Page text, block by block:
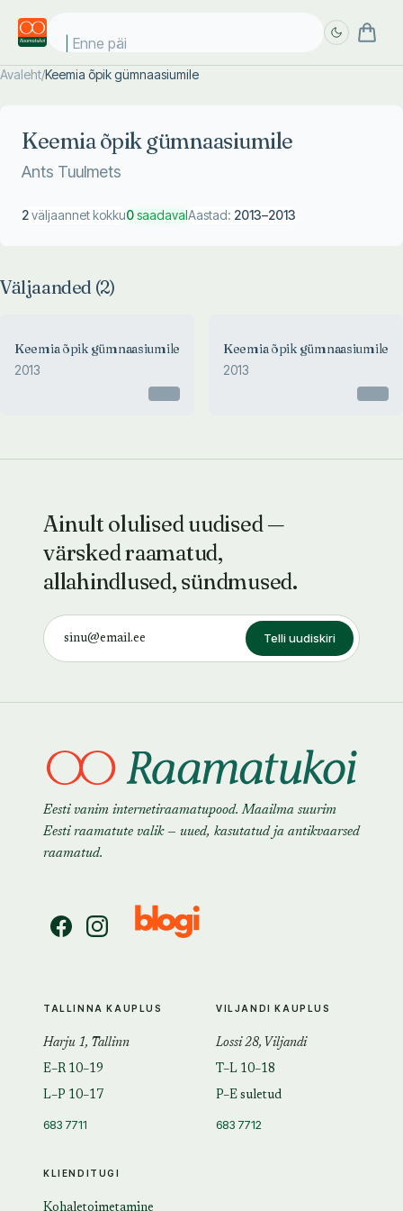
Enne päik
Avaleht/Keemia õpik gümnaasiumile
Keemia õpik gümnaasiumile
Ants Tuulmets
2väljaannet kokku0saadavalAastad: 2013–2013
Väljaanded (2)
Keemia õpik gümnaasiumile
2013
Keemia õpik gümnaasiumile
2013
Ainult olulised uudised —
värsked raamatud,
allahindlused, sündmused.
Telli uudiskiri
Eesti vanim internetiraamatupood. Maailma suurim
Eesti raamatute valik — uued, kasutatud ja antikvaarsed
raamatud.
KLIENDITUGI
TALLINNA KAUPLUS
Harju 1, Tallinn
E–R 10–19
L–P 10–17
683 7711
VILJANDI KAUPLUS
Lossi 28, Viljandi
T–L 10–18
P–E suletud
683 7712